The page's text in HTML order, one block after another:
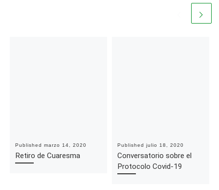
Published marzo 14, 2020
Retiro de Cuaresma
Published julio 18, 2020
Conversatorio sobre el
Protocolo Covid-19